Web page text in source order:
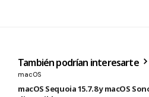
También podrían interesarte
macOS
macOS Sequoia 15.7.8 y macOS